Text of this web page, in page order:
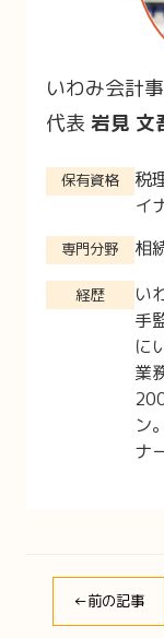
いわみ会計
代表 岩見 文
保有資格
税
イ
専門分野 相
経歴
い
手
に
業
ン
ナ
←前の記事